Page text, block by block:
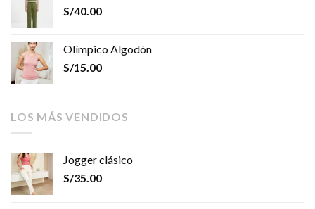
S/40.00
Olímpico Algodón
S/15.00
LOS MÁS VENDIDOS
Jogger clásico
S/35.00